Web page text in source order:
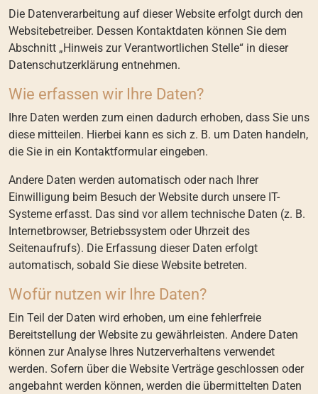
Die Datenverarbeitung auf dieser Website erfolgt durch den
Websitebetreiber. Dessen Kontaktdaten können Sie dem
Abschnitt „Hinweis zur Verantwortlichen Stelle“ in dieser
Datenschutzerklärung entnehmen.
Wie erfassen wir Ihre Daten?
Ihre Daten werden zum einen dadurch erhoben, dass Sie uns
diese mitteilen. Hierbei kann es sich z. B. um Daten handeln,
die Sie in ein Kontaktformular eingeben.
Andere Daten werden automatisch oder nach Ihrer
Einwilligung beim Besuch der Website durch unsere IT-
Systeme erfasst. Das sind vor allem technische Daten (z. B.
Internetbrowser, Betriebssystem oder Uhrzeit des
Seitenaufrufs). Die Erfassung dieser Daten erfolgt
automatisch, sobald Sie diese Website betreten.
Wofür nutzen wir Ihre Daten?
Ein Teil der Daten wird erhoben, um eine fehlerfreie
Bereitstellung der Website zu gewährleisten. Andere Daten
können zur Analyse Ihres Nutzerverhaltens verwendet
werden. Sofern über die Website Verträge geschlossen oder
angebahnt werden können, werden die übermittelten Daten